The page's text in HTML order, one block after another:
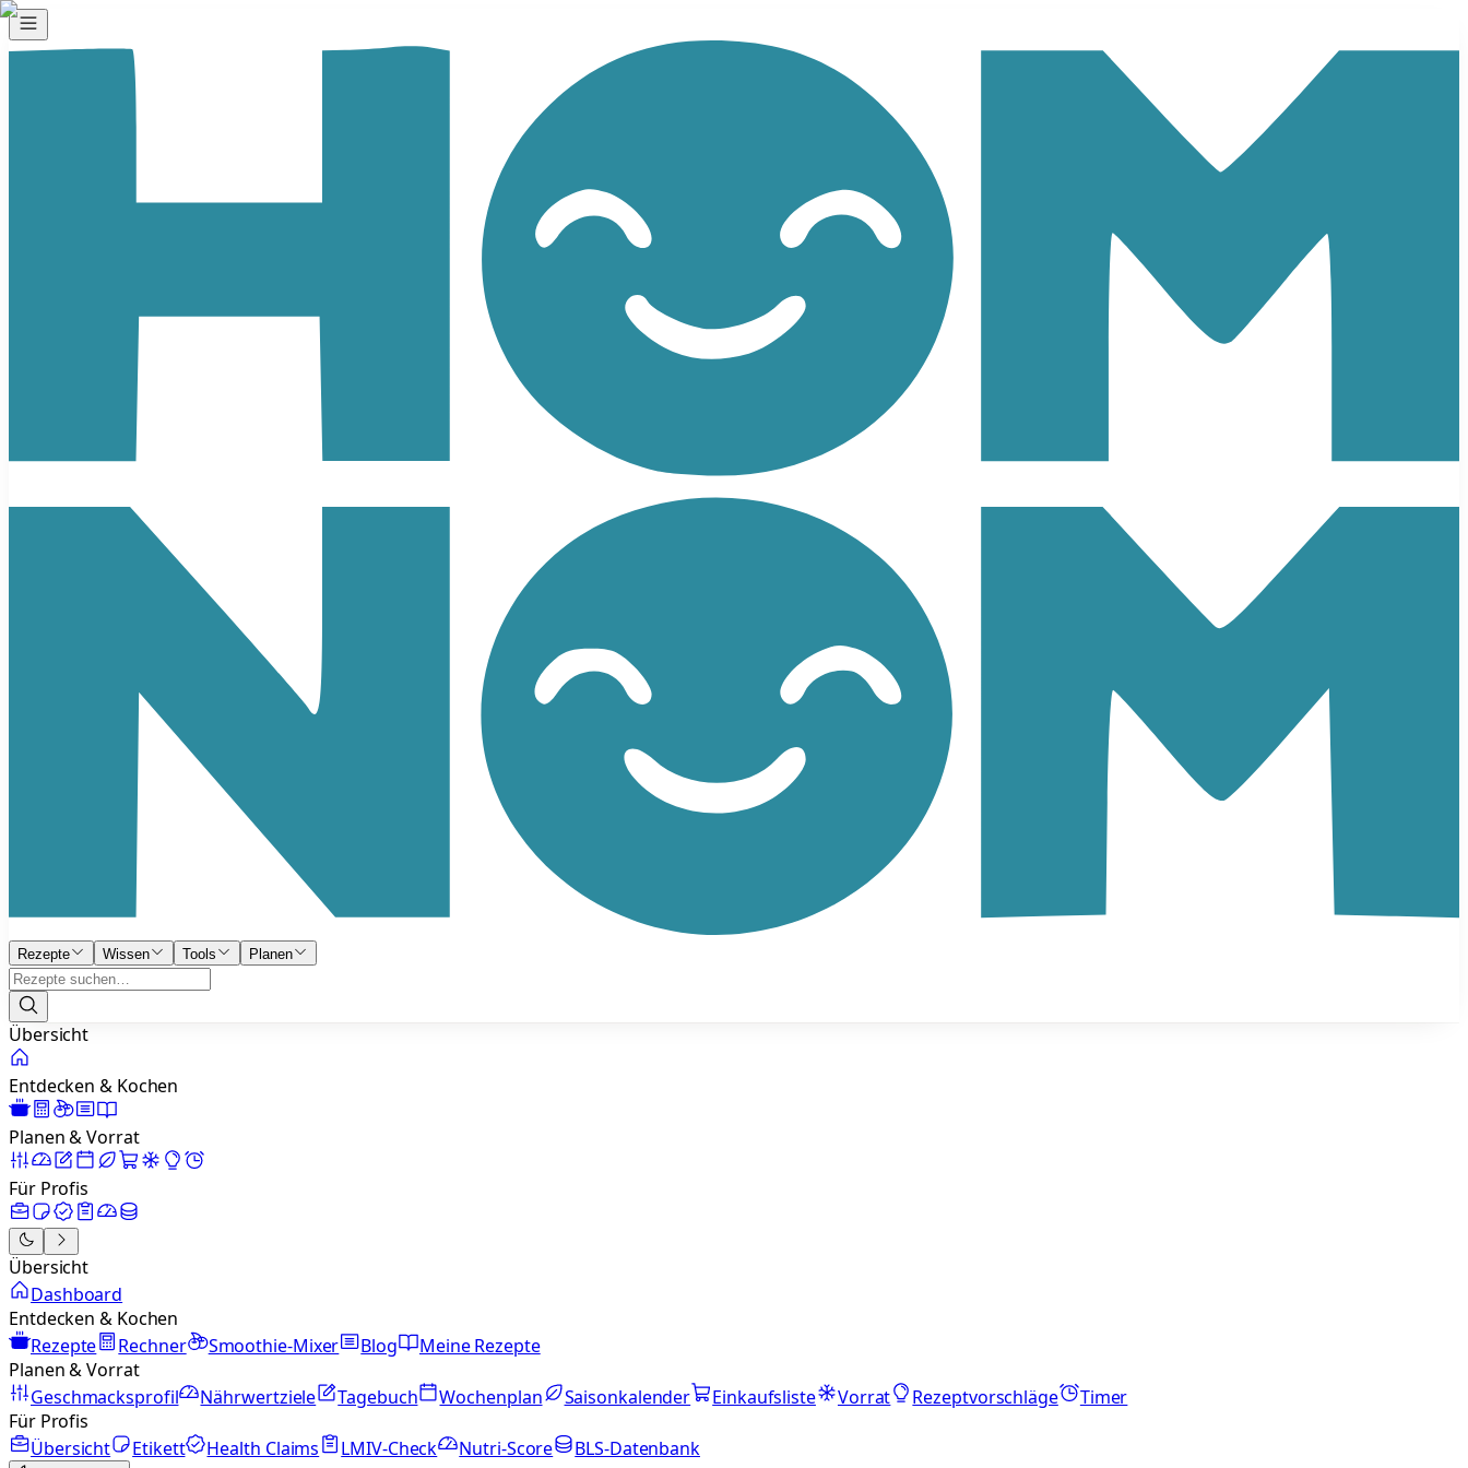
Rezepte Wissen Tools Planen
Übersicht
Entdecken & Kochen
Planen & Vorrat
Für Profis
Übersicht
Dashboard
Entdecken & Kochen
Rezepte
Rechner Smoothie-Mixer Blog
Meine Rezepte
Planen & Vorrat
Geschmacksprofil
Nährwertziele Tagebuch Wochenplan Saisonkalender Einkaufsliste Vorrat Rezeptvorschläge
Timer
Für Profis
Übersicht
Etikett Health Claims LMIV-Check Nutri-Score BLS-Datenbank